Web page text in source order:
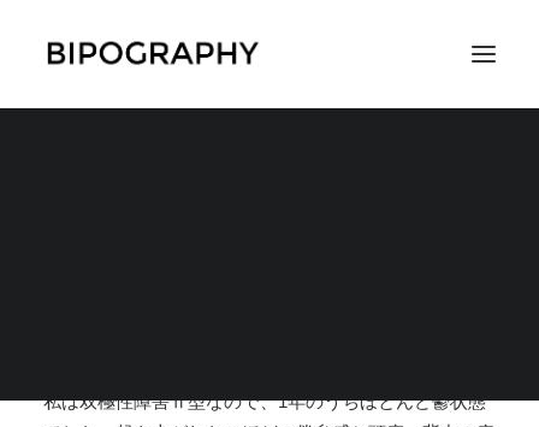
私は双極性障害Ⅱ型なので、1年のうちほとんど鬱状態